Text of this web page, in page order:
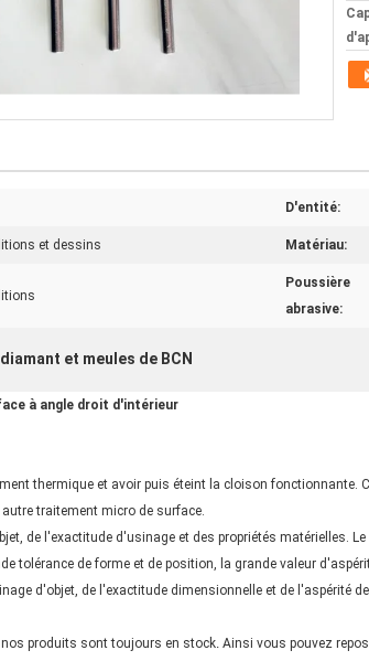
D'entité:
et dessins Matériau:
Poussière
abrasive:
diamant et meules de BCN
à angle droit d'intérieur
thermique et avoir puis éteint la cloison fonctionnante.
traitement micro de surface.
de l'exactitude d'usinage et des propriétés matérielles.
tolérance de forme et de position, la grande valeur
d'objet, de l'exactitude dimensionnelle et de l'aspérité
produits sont toujours en stock. Ainsi vous pouvez